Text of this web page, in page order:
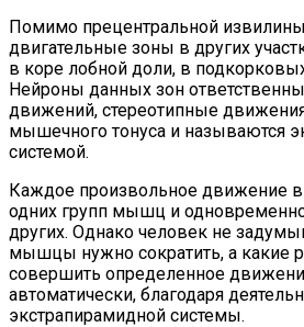
Помимо прецентральной
двигательные зоны в других
в коре лобной доли, в
Нейроны данных зон
движений, стереотипные
мышечного тонуса и называются
системой.
Каждое произвольное движение
одних групп мышц и
других. Однако человек не
мышцы нужно сократить, а какие
совершить определенное
автоматически, благодаря
экстрапирамидной системы.